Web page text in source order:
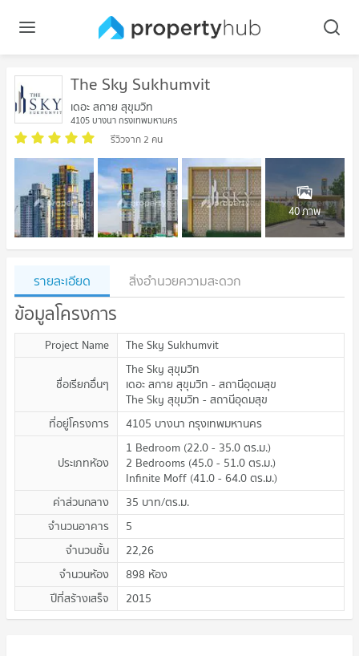
The Sky Sukhumvit
เดอะ สกาย สุขุมวิท
4105 บางนา กรุงเทพมหานคร
รีวิวจาก 2 คน
40 ภาพ
รายละเอียด สิ่งอำนวยความสะดวก
ข้อมูลโครงการ
Project Name The Sky Sukhumvit
ชื่อเรียกอื่นๆ
The Sky สุขุมวิท
เดอะ สกาย สุขุมวิท - สถานีอุดมสุข
The Sky สุขุมวิท - สถานีอุดมสุข
ที่อยู่โครงการ
4105 บางนา กรุงเทพมหานคร
ประเภทห้อง
1 Bedroom (22.0 - 35.0ตร.ม.)
2 Bedrooms (45.0 - 51.0ตร.ม.)
Infinite Moff (41.0 - 64.0ตร.ม.)
ค่าส่วนกลาง
35 บาท/ตร.ม.
จำนวนอาคาร
5
จำนวนชั้น
22,26
จำนวนห้อง
898 ห้อง
ปีที่สร้างเสร็จ
2015